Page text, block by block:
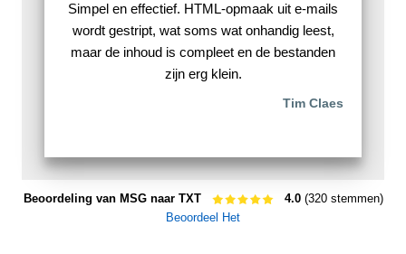
Simpel en effectief. HTML-opmaak uit e-mails
wordt gestript, wat soms wat onhandig leest,
maar de inhoud is compleet en de bestanden
zijn erg klein.
Tim Claes
Beoordeling van MSG naar TXT 4.0(320 stemmen)
Beoordeel Het